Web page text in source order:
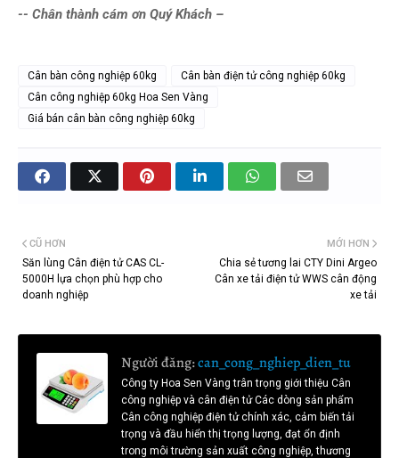
-- Chân thành cám ơn Quý Khách –
Cân bàn công nghiệp 60kg
Cân bàn điện tử công nghiệp 60kg
Cân công nghiệp 60kg Hoa Sen Vàng
Giá bán cân bàn công nghiệp 60kg
MỚI HƠN
Chia sẻ tương lai CTY Dini Argeo
Cân xe tải điện tử WWS cân động
xe tải
CŨ HƠN
Săn lùng Cân điện tử CAS CL-
5000H lựa chọn phù hợp cho
doanh nghiệp
Người đăng:can_cong_nghiep_dien_tu
Công ty Hoa Sen Vàng trân trọng giới thiệu Cân
công nghiệp và cân điện tử Các dòng sản phẩm
Cân công nghiệp điện tử chính xác, cảm biến tải
trọng và đầu hiển thị trọng lượng, đạt ổn định
trong môi trường sản xuất công nghiệp, thương